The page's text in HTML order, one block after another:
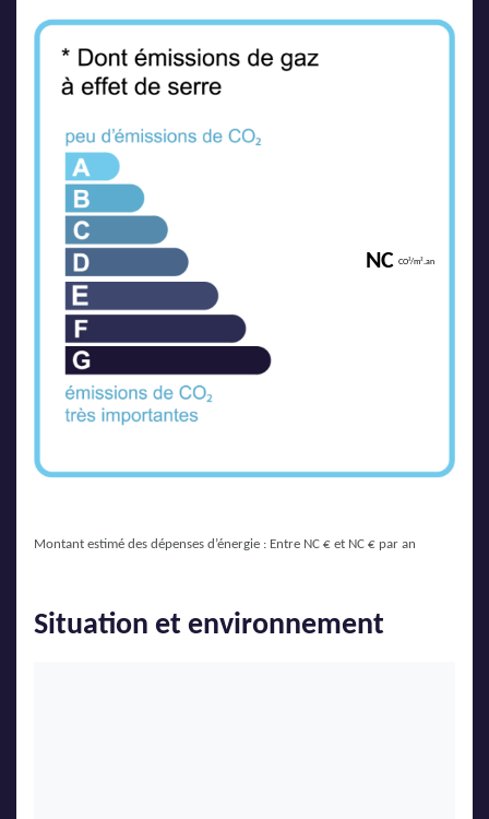
NC CO²/m².an
Montant estimé des dépenses d’énergie : Entre NC € et NC € par an
Situation et environnement